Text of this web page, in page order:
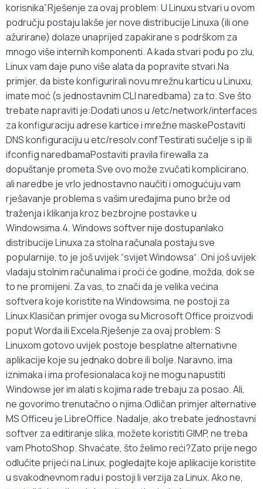
korisnika”.Rješenje za ovaj problem: U Linuxu stvari u ovom
području postaju lakše jer nove distribucije Linuxa (ili one
ažurirane) dolaze unaprijed zapakirane s podrškom za
mnogo više internih komponenti. A kada stvari pođu po zlu,
Linux vam daje puno više alata da popravite stvari.Na
primjer, da biste konfigurirali novu mrežnu karticu u Linuxu,
imate moć (s jednostavnim CLI naredbama) za to. Sve što
trebate napraviti je:Dodati unos u /etc/network/interfaces
za konfiguraciju adrese kartice i mrežne maskePostaviti
DNS konfiguraciju u etc/resolv.confTestirati sučelje s ip ili
ifconfig naredbamaPostaviti pravila firewalla za
dopuštanje prometa.Sve ovo može zvučati komplicirano,
ali naredbe je vrlo jednostavno naučiti i omogućuju vam
rješavanje problema s vašim uređajima puno brže od
traženja i klikanja kroz bezbrojne postavke u
Windowsima.4. Windows softver nije dostupanIako
distribucije Linuxa za stolna računala postaju sve
popularnije, to je još uvijek “svijet Windowsa“. Oni još uvijek
vladaju stolnim računalima i proći će godine, možda, dok se
to ne promijeni. Za vas, to znači da je velika većina
softvera koje koristite na Windowsima, ne postoji za
Linux.Klasičan primjer ovoga su Microsoft Office proizvodi
poput Worda ili Excela.Rješenje za ovaj problem: S
Linuxom gotovo uvijek postoje besplatne alternativne
aplikacije koje su jednako dobre ili bolje. Naravno, ima
iznimaka i ima profesionalaca koji ne mogu napustiti
Windowse jer im alati s kojima rade trebaju za posao. Ali,
ne govorimo trenutačno o njima.Odličan primjer alternative
MS Officeu je LibreOffice. Nadalje, ako trebate jednostavni
softver za editiranje slika, možete koristiti GIMP, ne treba
vam PhotoShop. Shvaćate, što želimo reći?Zato prije nego
odlučite prijeći na Linux, pogledajte koje aplikacije koristite
u svakodnevnom radu i postoji li verzija za Linux. Ako ne,